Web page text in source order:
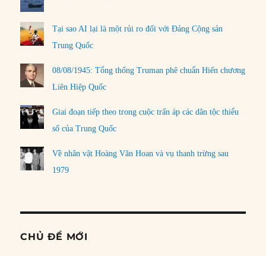
Tại sao AI lại là một rủi ro đối với Đảng Cộng sản
Trung Quốc
08/08/1945: Tổng thống Truman phê chuẩn Hiến chương
Liên Hiệp Quốc
Giai đoạn tiếp theo trong cuộc trấn áp các dân tộc thiểu
số của Trung Quốc
Về nhân vật Hoàng Văn Hoan và vụ thanh trừng sau
1979
CHỦ ĐỀ MỚI